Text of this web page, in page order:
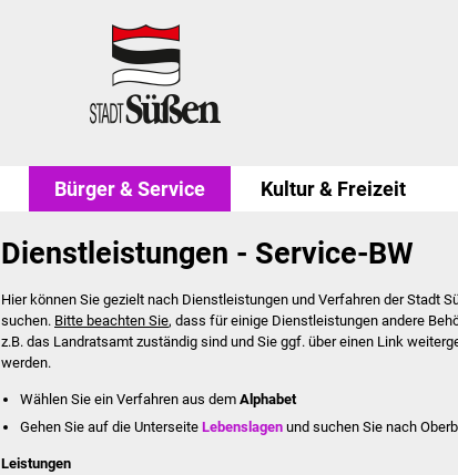
Bürger & Service Kultur & Freizeit
Dienstleistungen - Service-BW
Hier können Sie gezielt nach Dienstleistungen und Verfahren der Stadt
suchen. Bitte beachten Sie, dass für einige Dienstleistungen andere
z.B. das Landratsamt zuständig sind und Sie ggf. über einen Link
werden.
Wählen Sie ein Verfahren aus dem Alphabet
Gehen Sie auf die UnterseiteLebenslagen und suchen Sie nach
Leistungen